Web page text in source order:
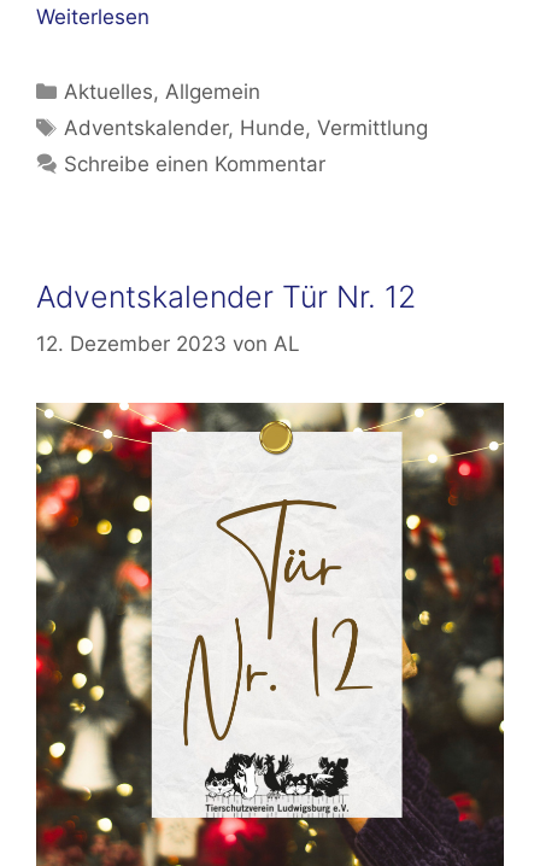
Weiterlesen
Kategorien
Aktuelles,Allgemein
Schlagwörter
Adventskalender, Hunde,Vermittlung
Schreibe einen Kommentar
Adventskalender Tür Nr. 12
12. Dezember 2023 von AL